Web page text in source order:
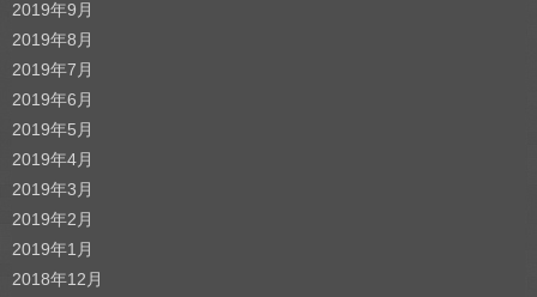
2019年9月
2019年8月
2019年7月
2019年6月
2019年5月
2019年4月
2019年3月
2019年2月
2019年1月
2018年12月